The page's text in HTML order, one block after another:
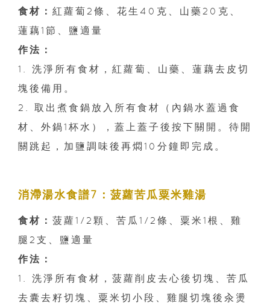
食材： 紅蘿蔔2條、花生40克、山藥20克、
蓮藕1節、鹽適量
作法：
1. 洗淨所有食材，紅蘿蔔、山藥、蓮藕去皮切
塊後備用。
2. 取出煮食鍋放入所有食材（內鍋水蓋過食
材、外鍋1杯水），蓋上蓋子後按下關開。待開
關跳起，加鹽調味後再燜10分鐘即完成。
消滯湯水食譜7：菠蘿苦瓜粟米雞湯
食材： 菠蘿1/2顆、苦瓜1/2條、粟米1根、雞
腿2支、鹽適量
作法：
1. 洗淨所有食材，菠蘿削皮去心後切塊、苦瓜
去囊去籽切塊、粟米切小段、雞腿切塊後汆燙